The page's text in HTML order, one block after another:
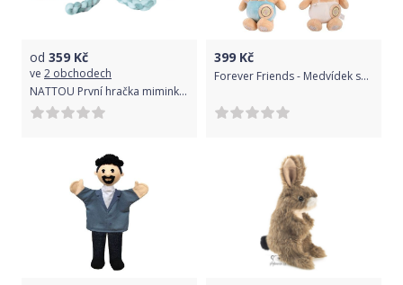
od 359 Kč
ve 2 obchodech
NATTOU První hračka miminka chobotnička PIU PIU Lapidou mint 0m +
399 Kč
Forever Friends - Medvídek se zvonkohrou - 3 druhy růžová